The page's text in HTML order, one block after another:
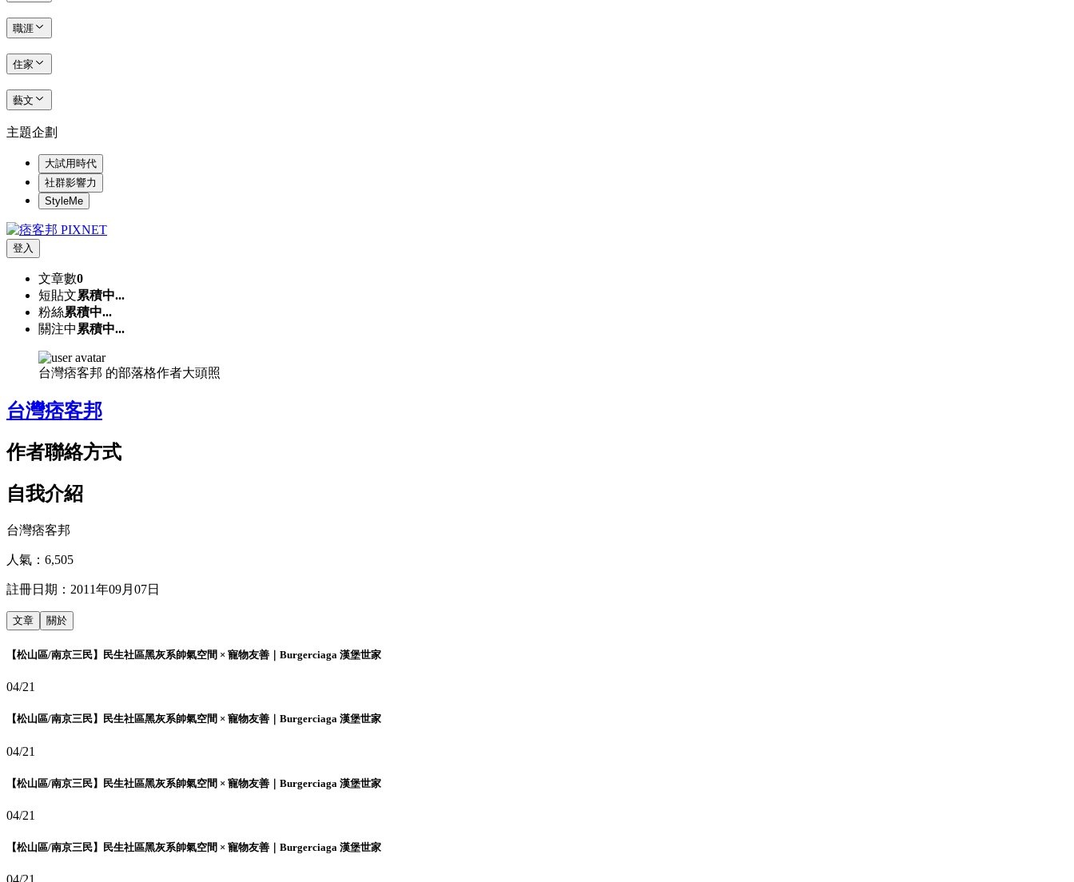
職涯
住家
藝文
主題企劃
大試用時代
社群影響力
StyleMe
登入
文章數0
短貼文累積中...
粉絲累積中...
關注中 累積中...
台灣痞客邦 的部落格作者大頭照
台灣痞客邦
作者聯絡方式
自我介紹
台灣痞客邦
人氣： 6,505
註冊日期： 2011年09月07日
文章 關於
【松山區/南京三民】民生社區黑灰系帥氣空間 × 寵物友善｜Burgerciaga 漢堡世家
04/21
【松山區/南京三民】民生社區黑灰系帥氣空間 × 寵物友善｜Burgerciaga 漢堡世家
04/21
【松山區/南京三民】民生社區黑灰系帥氣空間 × 寵物友善｜Burgerciaga 漢堡世家
04/21
【松山區/南京三民】民生社區黑灰系帥氣空間 × 寵物友善｜Burgerciaga 漢堡世家